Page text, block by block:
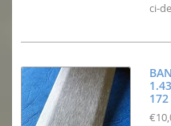
ci-de
172